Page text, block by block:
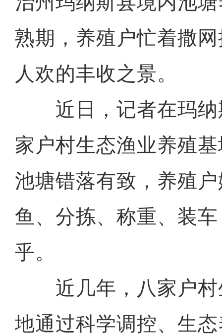
熟期，养殖户忙着撒
人欢的丰收之景。
近日，记者在玛纳
家户村生态渔业养殖
池塘错落有致，养殖
鱼、分拣、称重、装
乎。
近几年，八家户村
地通过科学调控、生